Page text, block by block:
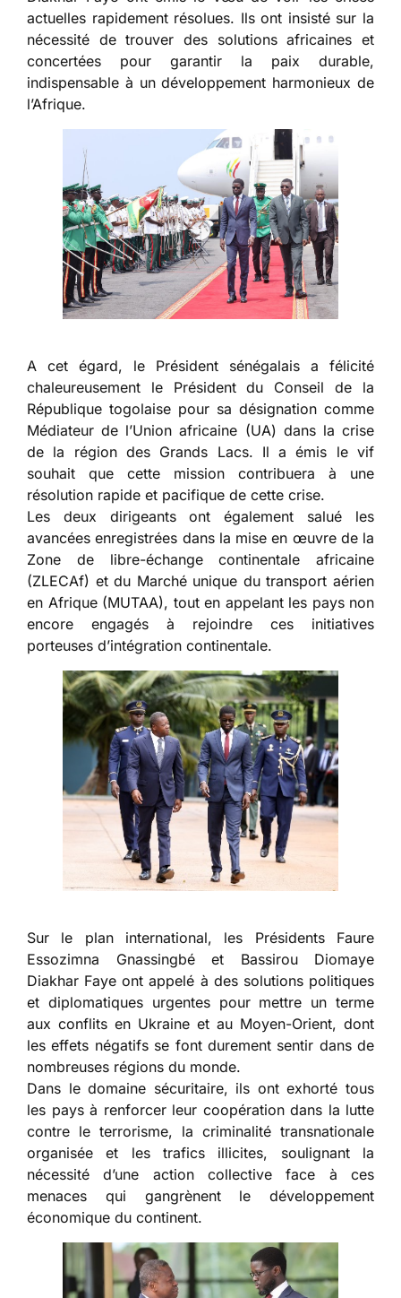
actuelles rapidement résolues. Ils ont insisté sur la
nécessité de trouver des solutions africaines et
concertées pour garantir la paix durable,
indispensable à un développement harmonieux de
l’Afrique.
A cet égard, le Président sénégalais a félicité
chaleureusement le Président du Conseil de la
République togolaise pour sa désignation comme
Médiateur de l’Union africaine (UA) dans la crise
de la région des Grands Lacs. Il a émis le vif
souhait que cette mission contribuera à une
résolution rapide et pacifique de cette crise.
Les deux dirigeants ont également salué les
avancées enregistrées dans la mise en œuvre de la
Zone de libre-échange continentale africaine
(ZLECAf) et du Marché unique du transport aérien
en Afrique (MUTAA), tout en appelant les pays non
encore engagés à rejoindre ces initiatives
porteuses d’intégration continentale.
Sur le plan international, les Présidents Faure
Essozimna Gnassingbé et Bassirou Diomaye
Diakhar Faye ont appelé à des solutions politiques
et diplomatiques urgentes pour mettre un terme
aux conflits en Ukraine et au Moyen-Orient, dont
les effets négatifs se font durement sentir dans de
nombreuses régions du monde.
Dans le domaine sécuritaire, ils ont exhorté tous
les pays à renforcer leur coopération dans la lutte
contre le terrorisme, la criminalité transnationale
organisée et les trafics illicites, soulignant la
nécessité d’une action collective face à ces
menaces qui gangrènent le développement
économique du continent.